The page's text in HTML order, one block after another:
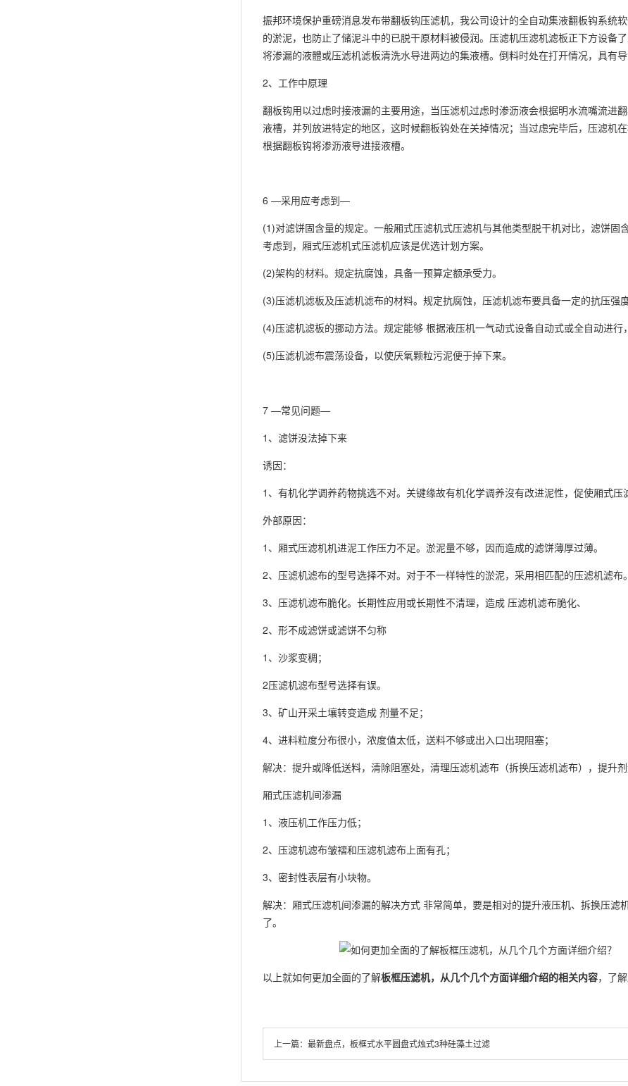
振邦环境保护重磅消息发布带翻板钩压滤机，我公司设计的全自动集液翻板钩系统
的淤泥，也防止了储泥斗中的已脱干原材料被侵润。压滤机压滤机滤板正下方设备
将渗漏的液體或压滤机滤板清洗水导进两边的集液槽。倒料时处在打开情况，具有导
2、工作中原理
翻板钩用以过虑时接液漏的主要用途，当压滤机过虑时渗沥液会根据明水流嘴流进
液槽，并列放进特定的地区，这时候翻板钩处在关掉情况；当过虑完毕后，压滤机
根据翻板钩将渗沥液导进接液槽。
6 —采用应考虑到—
(1)对滤饼固含量的规定。一般厢式压滤机式压滤机与其他类型脱干机对比，滤饼
考虑到，厢式压滤机式压滤机应该是优选计划方案。
(2)架构的材料。规定抗腐蚀，具备一预算定额承受力。
(3)压滤机滤板及压滤机滤布的材料。规定抗腐蚀，压滤机滤布要具备一定的抗压强度
(4)压滤机滤板的挪动方法。规定能够 根据液压机一气动式设备自动式或全自动进行
(5)压滤机滤布震荡设备，以使厌氧颗粒污泥便于掉下来。
7 —常见问题—
1、滤饼没法掉下来
诱因：
1、有机化学调养药物挑选不对。关键缘故有机化学调养沒有改进泥性，促使厢式压
外部原因：
1、厢式压滤机机进泥工作压力不足。淤泥量不够，因而造成的滤饼薄厚过薄。
2、压滤机滤布的型号选择不对。对于不一样特性的淤泥，采用相匹配的压滤机滤布。
3、压滤机滤布脆化。长期性应用或长期性不清理，造成 压滤机滤布脆化、
2、形不成滤饼或滤饼不匀称
1、沙浆变稠；
2压滤机滤布型号选择有误。
3、矿山开采土壤转变造成 剂量不足；
4、进料粒度分布很小，浓度值太低，送料不够或出入口出現阻塞；
解决：提升或降低送料，清除阻塞处，清理压滤机滤布（拆换压滤机滤布），提升
厢式压滤机间渗漏
1、液压机工作压力低；
2、压滤机滤布皱褶和压滤机滤布上面有孔；
3、密封性表层有小块物。
解决：厢式压滤机间渗漏的解决方式 非常简单，要是相对的提升液压机、拆换压
了。
以上就如何更加全面的了解板框压滤机，从几个几个方面详细介绍的相关内容，了
上一篇： 最新盘点，板框式水平圆盘式烛式3种硅藻土过滤